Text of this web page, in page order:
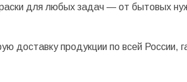
для любых задач — от бытовых
доставку продукции по всей России,